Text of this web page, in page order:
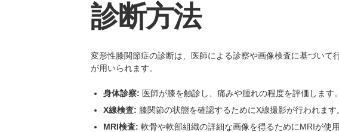
診断方法
変形性膝関節症の診断は、医師による診察や画像検査に基づいて
が用いられます。
身体診察: 医師が膝を触診し、痛みや腫れの程度を評価します。
X線検査: 膝関節の状態を確認するためにX線撮影が行われます
MRI検査: 軟骨や軟部組織の詳細な画像を得るためにMRIが使